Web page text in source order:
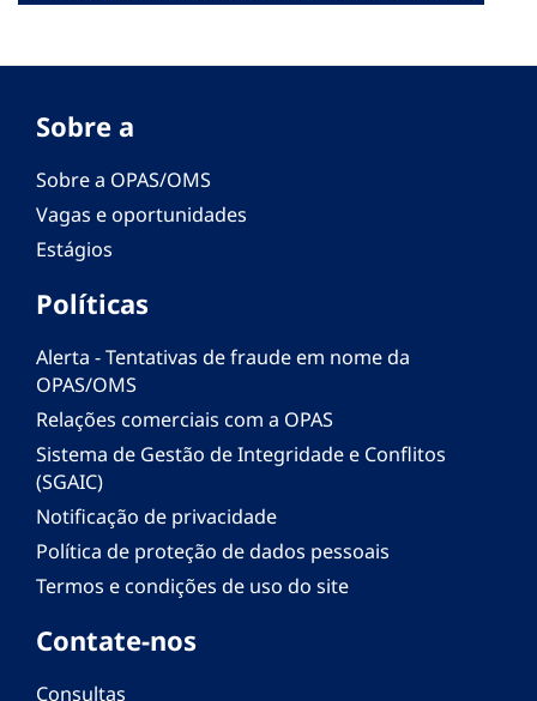
Sobre a
Sobre a OPAS/OMS
Vagas e oportunidades
Estágios
Políticas
Alerta - Tentativas de fraude em nome da
OPAS/OMS
Relações comerciais com a OPAS
Sistema de Gestão de Integridade e Conflitos
(SGAIC)
Notificação de privacidade
Política de proteção de dados pessoais
Termos e condições de uso do site
Contate-nos
Consultas